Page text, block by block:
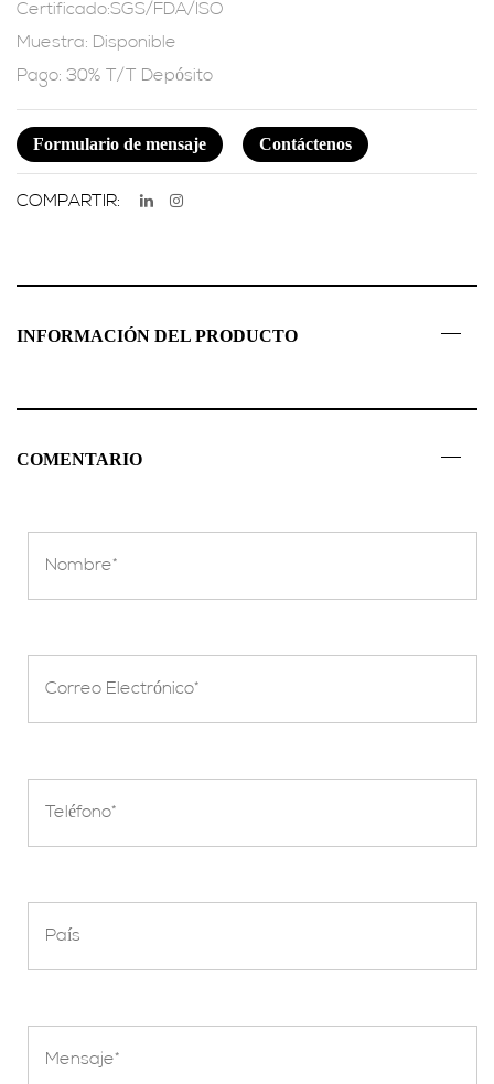
Certificado:SGS/FDA/ISO
Muestra: Disponible
Pago: 30% T/T Depósito
Formulario de mensaje Contáctenos
COMPARTIR:
INFORMACIÓN DEL PRODUCTO
COMENTARIO